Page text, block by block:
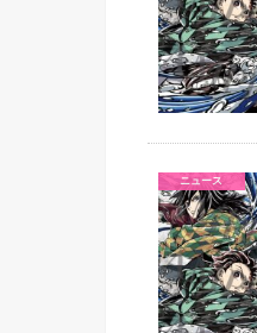
ニュース